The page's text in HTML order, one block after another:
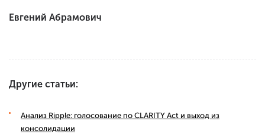
Евгений Абрамович
Другие статьи:
Анализ Ripple: голосование по CLARITY Act и выход из
консолидации